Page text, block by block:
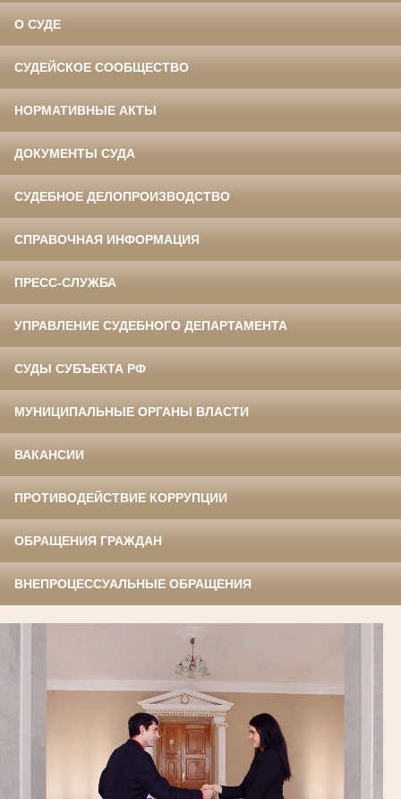
О СУДЕ
СУДЕЙСКОЕ СООБЩЕСТВО
НОРМАТИВНЫЕ АКТЫ
ДОКУМЕНТЫ СУДА
СУДЕБНОЕ ДЕЛОПРОИЗВОДСТВО
СПРАВОЧНАЯ ИНФОРМАЦИЯ
ПРЕСС-СЛУЖБА
УПРАВЛЕНИЕ СУДЕБНОГО ДЕПАРТАМЕНТА
СУДЫ СУБЪЕКТА РФ
МУНИЦИПАЛЬНЫЕ ОРГАНЫ ВЛАСТИ
ВАКАНСИИ
ПРОТИВОДЕЙСТВИЕ КОРРУПЦИИ
ОБРАЩЕНИЯ ГРАЖДАН
ВНЕПРОЦЕССУАЛЬНЫЕ ОБРАЩЕНИЯ